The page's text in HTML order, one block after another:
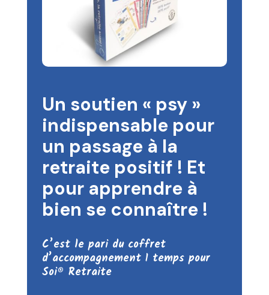
Un soutien « psy »
indispensable pour
un passage à la
retraite positif ! Et
pour apprendre à
bien se connaître !
C’est le pari du coffret
d’accompagnement 1 temps pour
Soi® Retraite